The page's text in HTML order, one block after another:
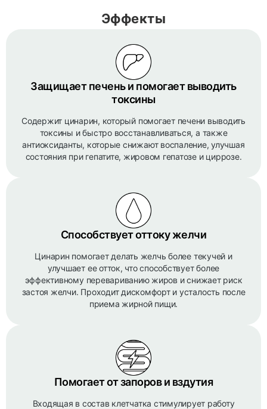
Эффекты
Защищает печень и помогает выводить
токсины
Содержит цинарин, который помогает печени выводить
токсины и быстро восстанавливаться, а также
антиоксиданты, которые снижают воспаление, улучшая
состояния при гепатите, жировом гепатозе и циррозе.
Способствует оттоку желчи
Цинарин помогает делать желчь более текучей и
улучшает ее отток, что способствует более
эффективному перевариванию жиров и снижает риск
застоя желчи. Проходит дискомфорт и усталость после
приема жирной пищи.
Помогает от запоров и вздутия
Входящая в состав клетчатка стимулирует работу